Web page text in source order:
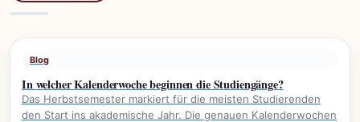
Blog
In welcher Kalenderwoche beginnen die Studiengänge?
Das Herbstsemester markiert für die meisten Studierenden
den Start ins akademische Jahr. Die genauen Kalenderwochen